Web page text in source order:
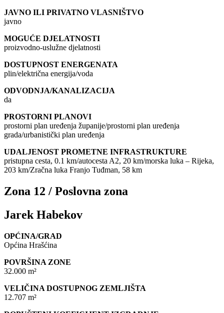
JAVNO ILI PRIVATNO VLASNIŠTVO
javno
MOGUĆE DJELATNOSTI
proizvodno-uslužne djelatnosti
DOSTUPNOST ENERGENATA
plin/električna energija/voda
ODVODNJA/KANALIZACIJA
da
PROSTORNI PLANOVI
prostorni plan uređenja županije/prostorni plan uređenja
grada/urbanistički plan uređenja
UDALJENOST PROMETNE INFRASTRUKTURE
pristupna cesta, 0.1 km/autocesta A2, 20 km/morska luka – Rijeka,
203 km/Zračna luka Franjo Tuđman, 58 km
Zona 12 / Poslovna zona
Jarek Habekov
OPĆINA/GRAD
Općina Hrašćina
POVRŠINA ZONE
32.000 m²
VELIČINA DOSTUPNOG ZEMLJIŠTA
12.707 m²